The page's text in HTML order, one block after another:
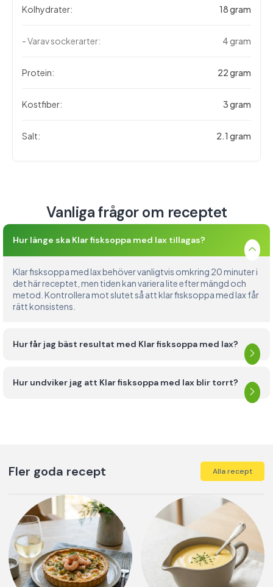
Kolhydrater: 18 gram
- Varav sockerarter: 4 gram
Protein: 22 gram
Kostfiber: 3 gram
Salt: 2.1 gram
Vanliga frågor om receptet
Hur länge ska Klar fisksoppa med lax tillagas?
Klar fisksoppa med lax behöver vanligtvis omkring 20 minuter i
det här receptet, men tiden kan variera lite efter mängd och
metod. Kontrollera mot slutet så att klar fisksoppa med lax får
rätt konsistens.
Hur får jag bäst resultat med Klar fisksoppa med lax?
Hur undviker jag att Klar fisksoppa med lax blir torrt?
Fler goda recept Alla recept